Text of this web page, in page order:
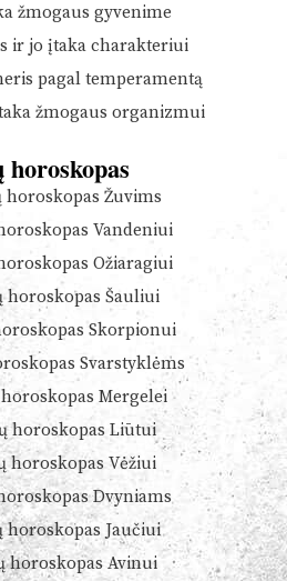
žmogaus gyvenime
ir jo įtaka charakteriui
pagal temperamentą
žmogaus organizmui
horoskopas Žuvims
Vandeniui
Ožiaragiui
horoskopas Šauliui
Skorpionui
Svarstyklėms
Mergelei
horoskopas Liūtui
horoskopas Vėžiui
Dvyniams
horoskopas Jaučiui
horoskopas Avinui